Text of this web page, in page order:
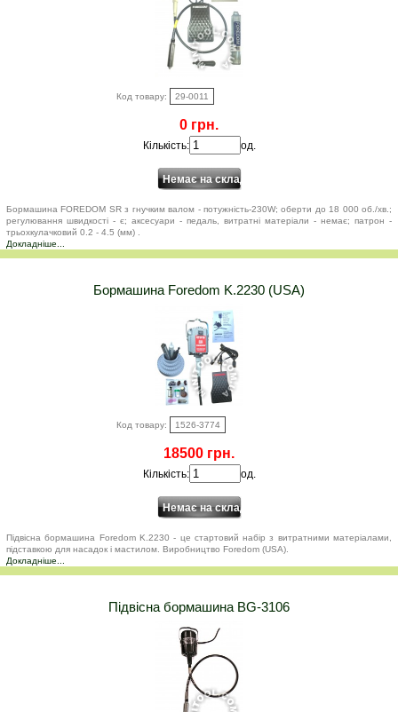
Код товару: 29-0011
0 грн.
Кількість: од.
Бормашина FOREDOM SR з гнучким валом - потужність-230W; оберти до 18 000 об./хв.;
регулювання швидкості - є; аксесуари - педаль, витратні матеріали - немає; патрон -
трьохкулачковий 0.2 - 4.5 (мм) .
Докладніше...
Бормашина Foredom K.2230 (USA)
Код товару: 1526-3774
18500 грн.
Кількість: од.
Підвісна бормашина Foredom K.2230 - це стартовий набір з витратними матеріалами,
підставкою для насадок і мастилом. Виробництво Foredom (USA).
Докладніше...
Підвісна бормашина BG-3106